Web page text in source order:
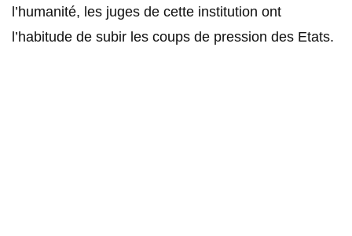
l’humanité, les juges de cette institution ont
l’habitude de subir les coups de pression des Etats.